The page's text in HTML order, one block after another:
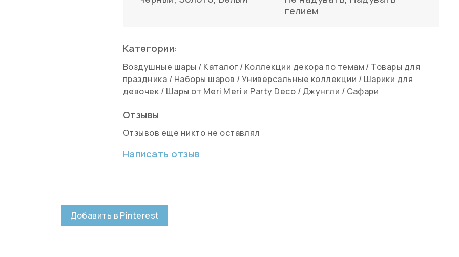
гелием
Категории:
Воздушные шары / Каталог / Коллекции декора по темам / Товары для
праздника / Наборы шаров /Универсальные коллекции / Шарики для
девочек / Шары от Meri Meri и Party Deco / Джунгли / Сафари
Отзывы
Отзывов еще никто не оставлял
Написать отзыв
Добавить в Pinterest